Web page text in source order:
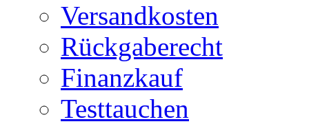
Versandkosten
Rückgaberecht
Finanzkauf
Testtauchen